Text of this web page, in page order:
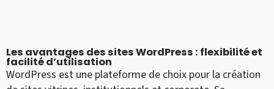
Les avantages des sites WordPress : flexibilité et
facilité d’utilisation
WordPress est une plateforme de choix pour la création